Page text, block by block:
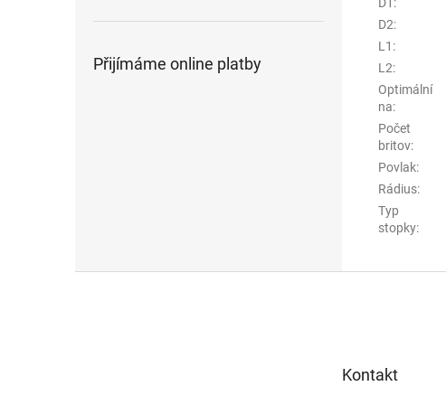
Přijímáme online platby
D2:
L1 :
L2:
Optimální
na:
Počet
britov:
Povlak:
Rádius:
Typ
stopky:
Kontakt